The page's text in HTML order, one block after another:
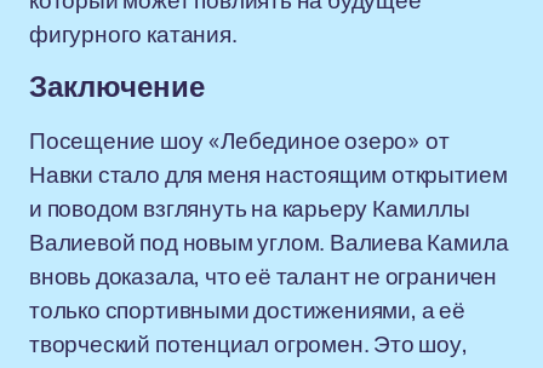
фигурного катания.
Заключение
Посещение шоу «Лебединое озеро» от
Навки стало для меня настоящим открытием
и поводом взглянуть на карьеру Камиллы
Валиевой под новым углом. Валиева Камила
вновь доказала, что её талант не ограничен
только спортивными достижениями, а её
творческий потенциал огромен. Это шоу,